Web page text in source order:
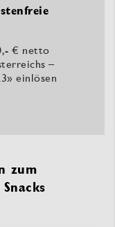
€ netto
–
einlösen
zum